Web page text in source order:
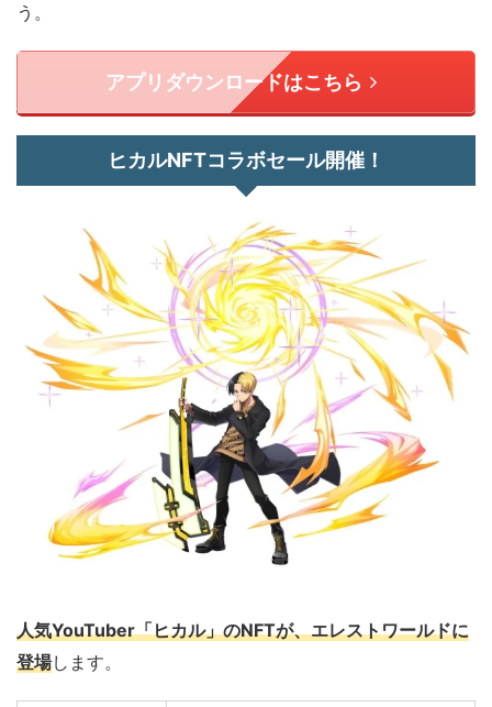
う。
アプリダウンロードはこちら
ヒカルNFTコラボセール開催！
人気YouTuber「ヒカル」のNFTが、エレストワールドに
登場します。